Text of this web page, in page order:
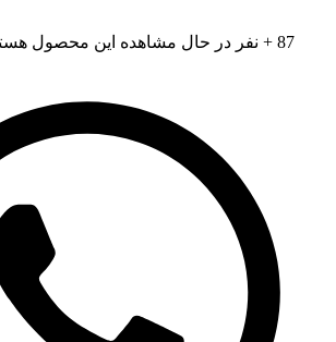
+ نفر در حال مشاهده این محصول هستند